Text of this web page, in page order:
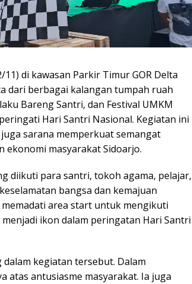
di kawasan Parkir Timur GOR Delta
dari berbagai kalangan tumpah ruah
Bareng Santri, dan Festival UMKM
Hari Santri Nasional. Kegiatan ini
sarana memperkuat semangat
masyarakat Sidoarjo.
diikuti para santri, tokoh agama, pelajar,
bangsa dan kemajuan
area start untuk mengikuti
ikon dalam peringatan Hari Santri
kegiatan tersebut. Dalam
atas antusiasme masyarakat. Ia juga